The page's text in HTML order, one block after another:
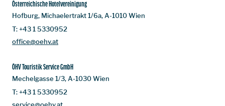
Österreichische Hotelvereinigung
Hofburg, Michaelertrakt 1/6a, A-1010 Wien
T:+43 1 5330952
office@oehv.at
ÖHV Touristik Service GmbH
Mechelgasse 1/3, A-1030 Wien
T:+43 1 5330952